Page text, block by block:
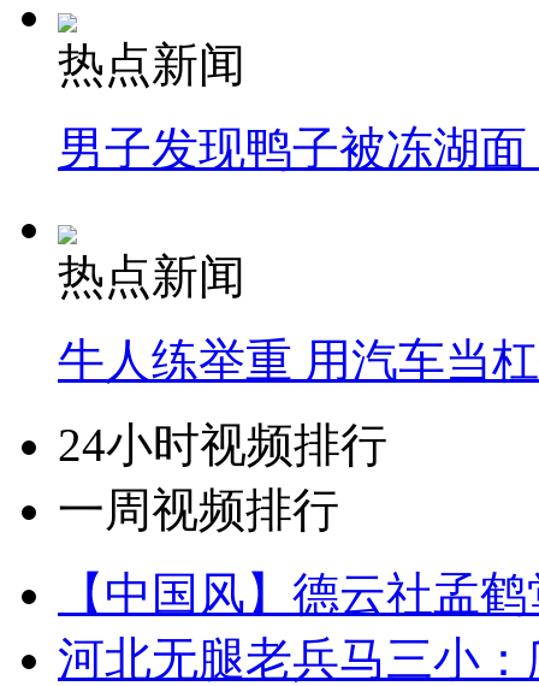
热点新闻
男子发现鸭子被冻湖
热点新闻
牛人练举重 用汽车当
24小时视频排行
一周视频排行
【中国风】德云社孟
河北无腿老兵马三小